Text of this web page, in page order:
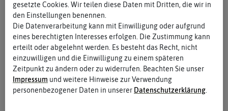
Paprikasamen für knackige Früchte aus dem Garten
und vom Balkon
Knackig frische Paprikas gehören zum beliebten Gemüse. Und
das nicht nur in Deutschland. Die bunten Schoten dürfen in
keiner Küche fehlen und schmecken natürlich aus dem eigenen
Garten besonders gut. Paprika lässt sich vielfältig verwenden
und schmeckt auch frisch von der Pflanze. Das Gemüse gehört zu
den wenigen Arten, die zum Verzehr nicht vollständig ausgereift
sein müssen. Sie können die Früchte mit jedem Reifegrad
... mehr lesen
gesetzte Cookies. Wir teilen diese Daten mit Dritten, die wir in
den Einstellungen benennen.
Die Datenverarbeitung kann mit Einwilligung oder aufgrund
eines berechtigten Interesses erfolgen. Die Zustimmung kann
erteilt oder abgelehnt werden. Es besteht das Recht, nicht
einzuwilligen und die Einwilligung zu einem späteren
Zeitpunkt zu ändern oder zu widerrufen. Beachten Sie unser
Impressum und weitere Hinweise zur Verwendung
personenbezogener Daten in unserer Daten­schutz­erklärung